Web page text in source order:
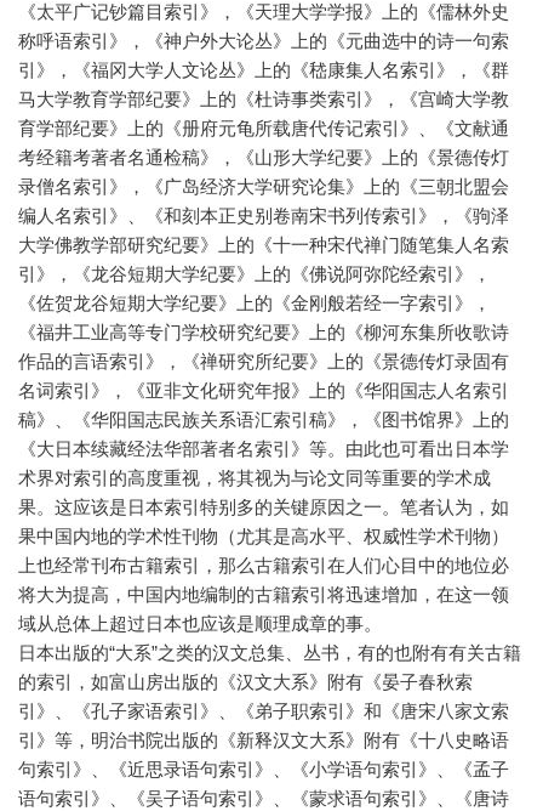
《太平广记钞篇目索引》，《天理大学学报》上的《儒林外史
称呼语索引》，《神户外大论丛》上的《元曲选中的诗一句索
引》，《福冈大学人文论丛》上的《嵇康集人名索引》，《群
马大学教育学部纪要》上的《杜诗事类索引》，《宫崎大学教
育学部纪要》上的《册府元龟所载唐代传记索引》、《文献通
考经籍考著者名通检稿》，《山形大学纪要》上的《景德传灯
录僧名索引》，《广岛经济大学研究论集》上的《三朝北盟会
编人名索引》、《和刻本正史别卷南宋书列传索引》，《驹泽
大学佛教学部研究纪要》上的《十一种宋代禅门随笔集人名索
引》，《龙谷短期大学纪要》上的《佛说阿弥陀经索引》，
《佐贺龙谷短期大学纪要》上的《金刚般若经一字索引》，
《福井工业高等专门学校研究纪要》上的《柳河东集所收歌诗
作品的言语索引》，《禅研究所纪要》上的《景德传灯录固有
名词索引》，《亚非文化研究年报》上的《华阳国志人名索引
稿》、《华阳国志民族关系语汇索引稿》，《图书馆界》上的
《大日本续藏经法华部著者名索引》等。由此也可看出日本学
术界对索引的高度重视，将其视为与论文同等重要的学术成
果。这应该是日本索引特别多的关键原因之一。笔者认为，如
果中国内地的学术性刊物（尤其是高水平、权威性学术刊物）
上也经常刊布古籍索引，那么古籍索引在人们心目中的地位必
将大为提高，中国内地编制的古籍索引将迅速增加，在这一领
域从总体上超过日本也应该是顺理成章的事。
日本出版的“大系”之类的汉文总集、丛书，有的也附有有关古籍
的索引，如富山房出版的《汉文大系》附有《晏子春秋索
引》、《孔子家语索引》、《弟子职索引》和《唐宋八家文索
引》等，明治书院出版的《新释汉文大系》附有《十八史略语
句索引》、《近思录语句索引》、《小学语句索引》、《孟子
语句索引》、《吴子语句索引》、《蒙求语句索引》、《唐诗